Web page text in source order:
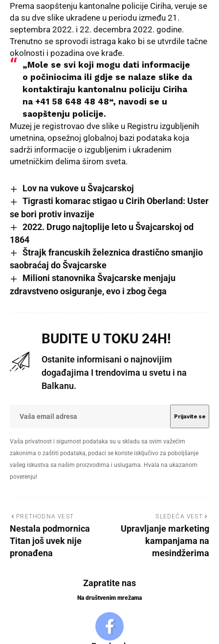
Prema saopštenju kantonalne policije Ciriha, veruje se
da su dve slike ukradene u periodu između 21.
septembra 2022. i 22. decembra 2022. godine.
Trenutno se sprovodi istraga kako bi se utvrdile tačne
okolnosti i pozadina ove krađe.
„Mole se svi koji mogu dati informacije
o počiniocima ili gdje se nalaze slike da
kontaktiraju kantonalnu policiju Ciriha
na +41 58 648 48 48“, navodi se u
saopštenju policije.
Muzej je registrovao dve slike u Registru izgubljenih
umetnina, opsežnoj globalnoj bazi podataka koja
sadrži informacije o izgubljenim i ukradenim
umetničkim delima širom sveta.
Lov na vukove u Švajcarskoj
Tigrasti komarac stigao u Cirih Oberland: Uster
se bori protiv invazije
2022. Drugo najtoplije leto u Švajcarskoj od
1864
Štrajk francuskih železnica drastično smanjio
saobraćaj do Švajcarske
Milioni stanovnika Švajcarske menjaju
zdravstveno osiguranje, evo i zbog čega
BUDITE U TOKU 24H!
Ostanite informisani o najnovijim
događajima I trendovima u svetu i na
Balkanu.
Vaša privatnost i sigurnost podataka su u skladu sa svim važećim
zakonima o zaštiti podataka, podaci se koriste isključivo za poboljšanje
vašeg iskustva sa našim proizvodima i uslugama. Hvala na ukazanom
poverenju!
PRETHODNA VEST
Nestala podmornica
Titan još uvek nije
pronađena
SLEDEĆA VEST
Upravljanje marketing
kampanjama na
mesindžerima
Zapratite nas
Na društvenim mrežama